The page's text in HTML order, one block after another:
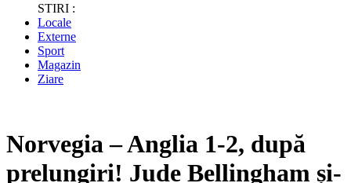
STIRI :
Locale
Externe
Sport
Magazin
Ziare
Norvegia – Anglia 1-2, după
prelungiri! Jude Bellingham și-